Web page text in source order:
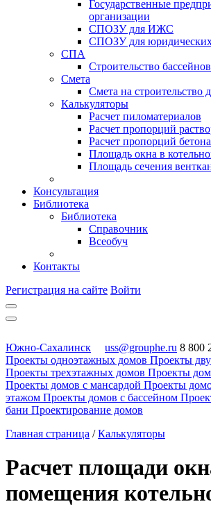
Государственные
организации
СПОЗУ для ИЖС
СПОЗУ для
СПА
Строительство бассейнов
Смета
Смета на строительство
Калькуляторы
Расчет пиломатериалов
Расчет пропорций
Расчет пропорций бетона
Площадь окна в
Площадь сечения
Консультация
Библиотека
Библиотека
Справочник
Всеобуч
Контакты
Регистрация на сайте Войти
Южно-Сахалинск uss@grouphe.ru 8 800
Проекты одноэтажных домов Проекты
Проекты трехэтажных домов Проекты
Проекты домов с мансардой Проекты
этажом Проекты домов с бассейном
бани Проектирование домов
Главная страница / Калькуляторы
Расчет площади
помещения